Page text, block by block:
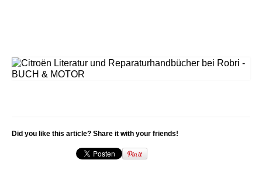
Did you like this article? Share it with your friends!